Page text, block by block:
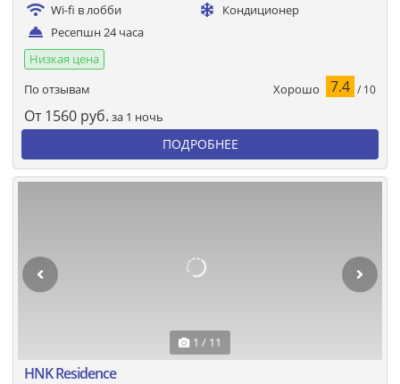
Wi-fi в лобби
Кондиционер
Ресепшн 24 часа
Низкая цена
По отзывам
Хорошо 7.4 / 10
От 1560 руб. за 1 ночь
ПОДРОБНЕЕ
1 / 11
HNK Residence